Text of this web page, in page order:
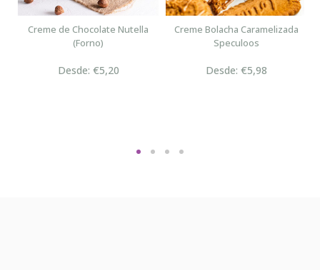
Creme de Chocolate Nutella
(Forno)
Desde: €5,20
Creme Bolacha Caramelizada
Speculoos
Desde: €5,98